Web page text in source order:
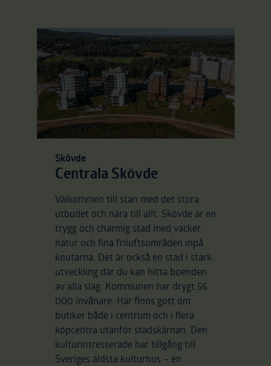
Skövde
Centrala Skövde
Välkommen till stan med det stora
utbudet och nära till allt. Skövde är en
trygg och charmig stad med vacker
natur och fina friluftsområden inpå
knutarna. Det är också en stad i stark
utveckling där du kan hitta boenden
av alla slag. Kommunen har drygt 55
000 invånare. Här finns gott om
butiker både i centrum och i flera
köpcentra utanför stadskärnan. Den
kulturintresserade har tillgång till
Sveriges äldsta kulturhus – en